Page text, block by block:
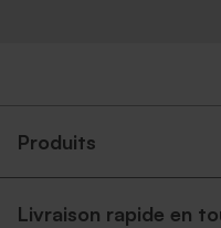
Produits
Livraison rapide en